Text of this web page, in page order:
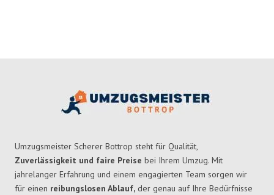
Umzugsmeister Scherer Bottrop steht für Qualität,
Zuverlässigkeit und faire Preise bei Ihrem Umzug. Mit
jahrelanger Erfahrung und einem engagierten Team sorgen wir
für einen reibungslosen Ablauf, der genau auf Ihre Bedürfnisse